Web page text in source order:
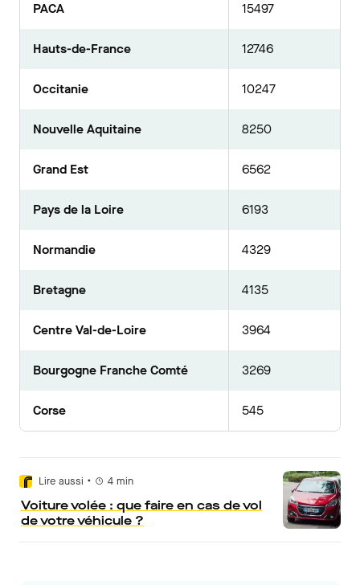
PACA 15497
Hauts-de-France 12746
Occitanie 10247
Nouvelle Aquitaine 8250
Grand Est 6562
Pays de la Loire 6193
Normandie 4329
Bretagne 4135
Centre Val-de-Loire 3964
Bourgogne Franche Comté 3269
Corse 545
Lire aussi • 4 min
Voiture volée : que faire en cas de vol
de votre véhicule ?